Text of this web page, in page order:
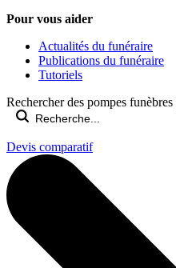
Pour vous aider
Actualités du funéraire
Publications du funéraire
Tutoriels
Rechercher des pompes
Devis comparatif